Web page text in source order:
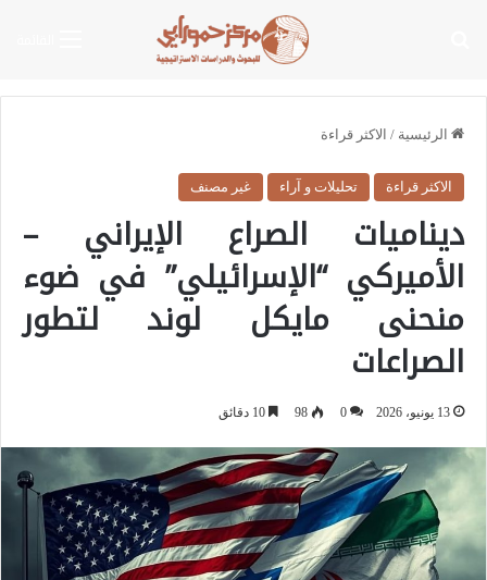
الرئيسية / الاكثر قراءة
الاكثر قراءة تحليلات و آراء غير مصنف
ديناميات الصراع الإيراني –
الأميركي “الإسرائيلي” في ضوء
منحنى مايكل لوند لتطور
الصراعات
13 يونيو، 2026 0
98